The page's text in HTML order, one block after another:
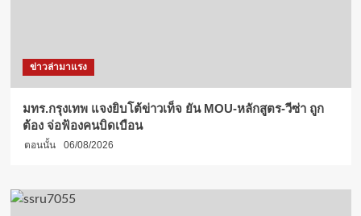
ข่าวล่ามาแรง
มทร.กรุงเทพ แจงยิบโต้ข่าวเท็จ ยัน MOU-หลักสูตร-วีซ่า ถูก
ต้อง จ่อฟ้องคนบิดเบือน
ตอนนั้น 06/08/2026